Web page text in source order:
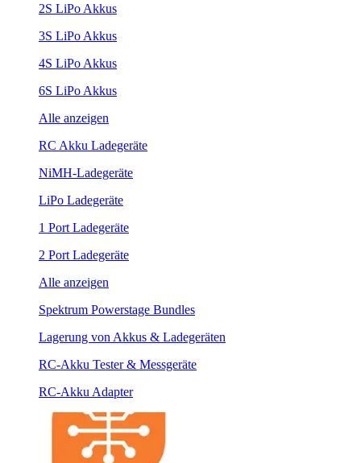
2S LiPo Akkus
3S LiPo Akkus
4S LiPo Akkus
6S LiPo Akkus
Alle anzeigen
RC Akku Ladegeräte
NiMH-Ladegeräte
LiPo Ladegeräte
1 Port Ladegeräte
2 Port Ladegeräte
Alle anzeigen
Spektrum Powerstage Bundles
Lagerung von Akkus & Ladegeräten
RC-Akku Tester & Messgeräte
RC-Akku Adapter